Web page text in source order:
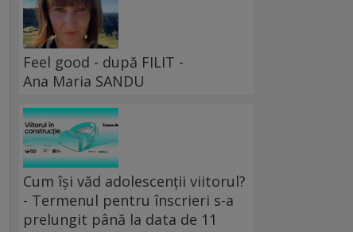
Feel good - după FILIT -
Ana Maria SANDU
Cum își văd adolescenții viitorul?
- Termenul pentru înscrieri s-a
prelungit până la data de 11